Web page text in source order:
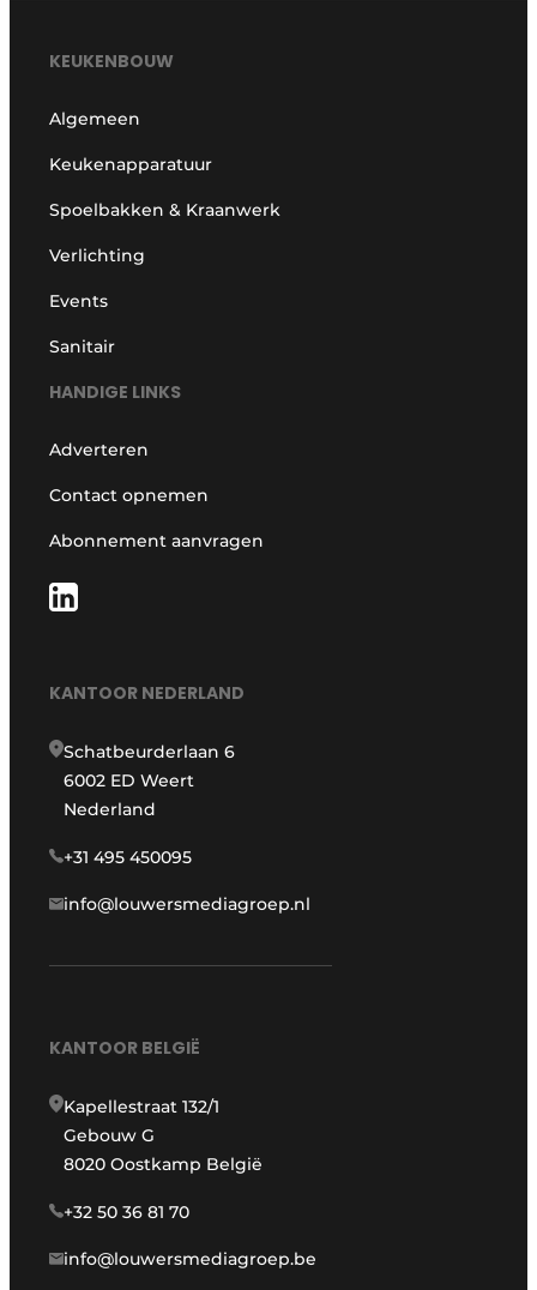
KEUKENBOUW
Algemeen
Keukenapparatuur
Spoelbakken & Kraanwerk
Verlichting
Events
Sanitair
HANDIGE LINKS
Adverteren
Contact opnemen
Abonnement aanvragen
KANTOOR NEDERLAND
Schatbeurderlaan 6
6002 ED Weert
Nederland
+31 495 450095
info@louwersmediagroep.nl
KANTOOR BELGIË
Kapellestraat 132/1
Gebouw G
8020 Oostkamp België
+32 50 36 81 70
info@louwersmediagroep.be